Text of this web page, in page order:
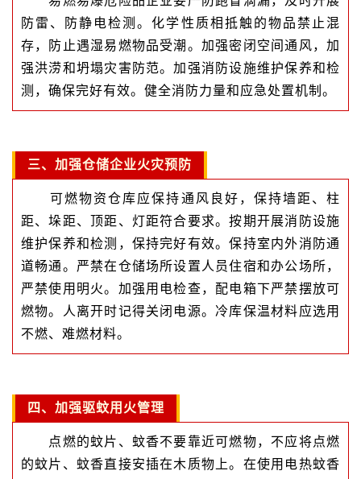
防雷、防静电检测。化学性质相抵触的物品禁止混
存，防止遇湿易燃物品受潮。加强密闭空间通风，加
强洪涝和坍塌灾害防范。加强消防设施维护保养和检
测，确保完好有效。健全消防力量和应急处置机制。
三、加强仓储企业火灾预防
可燃物资仓库应保持通风良好，保持墙距、柱
距、垛距、顶距、灯距符合要求。按期开展消防设施
维护保养和检测，保持完好有效。保持室内外消防通
道畅通。严禁在仓储场所设置人员住宿和办公场所，
严禁使用明火。加强用电检查，配电箱下严禁摆放可
燃物。人离开时记得关闭电源。冷库保温材料应选用
不燃、难燃材料。
四、加强驱蚊用火管理
点燃的蚊片、蚊香不要靠近可燃物，不应将点燃
的蚊片、蚊香直接安插在木质物上。在使用电热蚊香